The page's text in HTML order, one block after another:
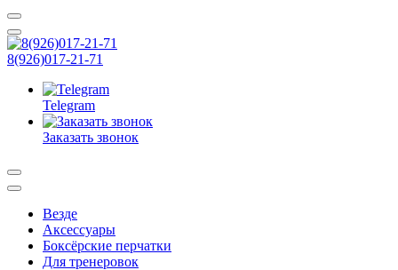
8(926)017-21-71
Telegram
Заказать звонок
Везде
Аксессуары
Боксёрские перчатки
Для тренеровок